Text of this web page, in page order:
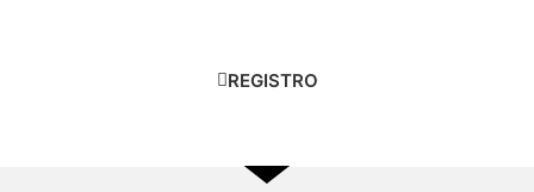
REGISTRO